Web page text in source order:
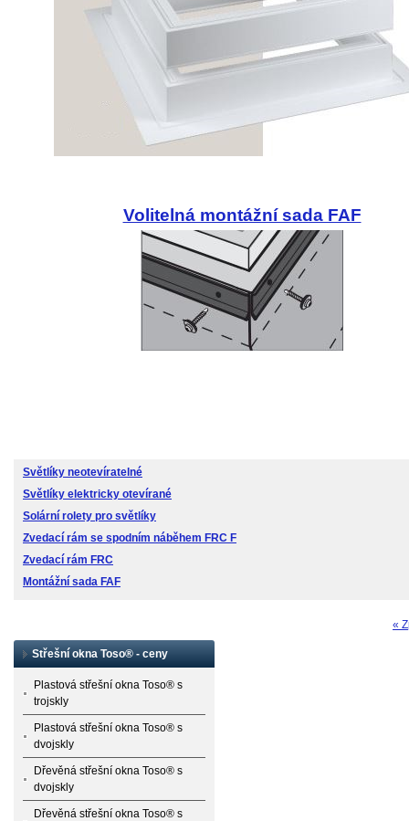
Volitelná montážní sada FAF
Světlíky neotevíratelné
Světlíky elektricky otevírané
Solární rolety pro světlíky
Zvedací rám se spodním náběhem FRC F
Zvedací rám FRC
Montážní sada FAF
«
Střešní okna Toso® - ceny
Plastová střešní okna Toso® s
trojskly
Plastová střešní okna Toso® s
dvojskly
Dřevěná střešní okna Toso® s
dvojskly
Dřevěná střešní okna Toso® s